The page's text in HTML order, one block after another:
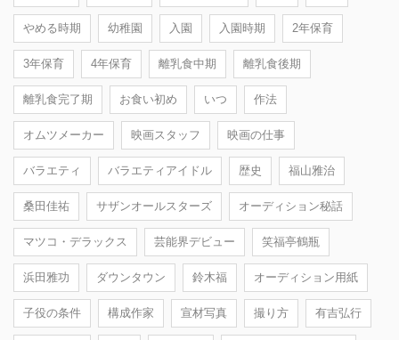
やめる時期 幼稚園 入園 入園時期 2年保育
3年保育 4年保育 離乳食中期 離乳食後期
離乳食完了期 お食い初め いつ 作法
オムツメーカー 映画スタッフ 映画の仕事
バラエティ バラエティアイドル 歴史 福山雅治
桑田佳祐 サザンオールスターズ オーディション秘話
マツコ・デラックス 芸能界デビュー 笑福亭鶴瓶
浜田雅功 ダウンタウン 鈴木福 オーディション用紙
子役の条件 構成作家 宣材写真 撮り方 有吉弘行